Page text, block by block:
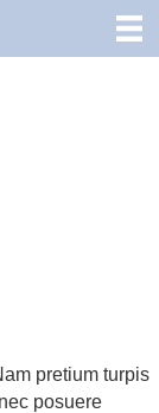
pretium turpis
posuere